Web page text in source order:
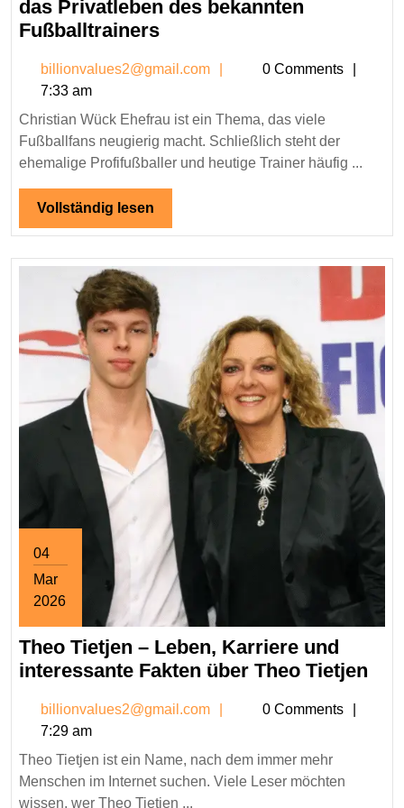
das Privatleben des bekannten
FußballtrainersChristian
Ehefrau
Ein
Blick
auf
das
des
bekannten
billionvalues2@gmail.com
0 Comments
7:33 am
Christian Wück Ehefrau ist ein Thema, das viele
Fußballfans neugierig macht. Schließlich steht der
ehemalige Profifußballer und heutige Trainer häufig ...
Vollständig lesen
lesen
04
Mar
2026
4,
2026
Theo Tietjen – Leben, Karriere und
interessante Fakten über Theo Tietjen
billionvalues2@gmail.com
0 Comments
7:29 am
Theo Tietjen ist ein Name, nach dem immer mehr
Menschen im Internet suchen. Viele Leser möchten
wissen, wer Theo Tietjen ...